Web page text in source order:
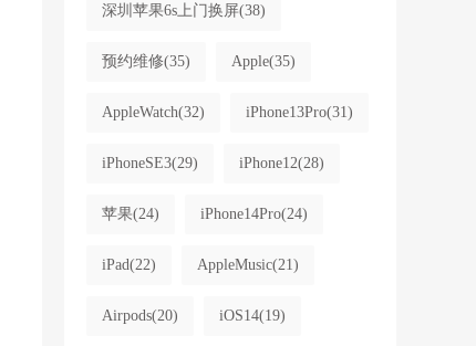
深圳苹果6s上门换屏(38)
预约维修(35) Apple(35)
AppleWatch(32) iPhone13Pro(31)
iPhoneSE3(29) iPhone12(28)
苹果(24) iPhone14Pro(24)
iPad(22) AppleMusic(21)
Airpods(20) iOS14(19)